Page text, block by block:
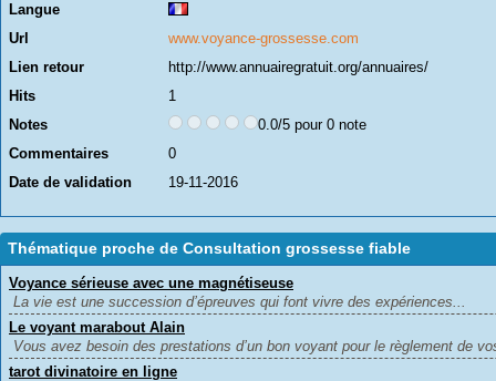
Langue
Url
www.voyance-grossesse.com
Lien retour
http://www.annuairegratuit.org/annuaires/
Hits
1
Notes
0.0/5 pour 0 note
Commentaires
0
Date de validation
19-11-2016
Thématique proche de Consultation grossesse fiable
Voyance sérieuse avec une magnétiseuse
La vie est une succession d’épreuves qui font vivre des expériences...
Le voyant marabout Alain
Vous avez besoin des prestations d’un bon voyant pour le règlement de
tarot divinatoire en ligne